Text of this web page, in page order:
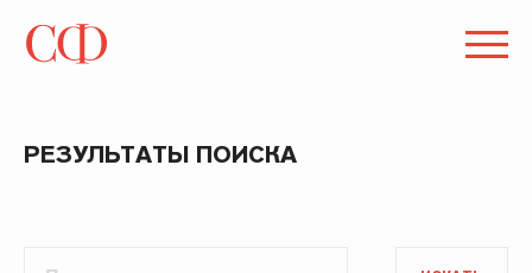
РЕЗУЛЬТАТЫ ПОИСКА